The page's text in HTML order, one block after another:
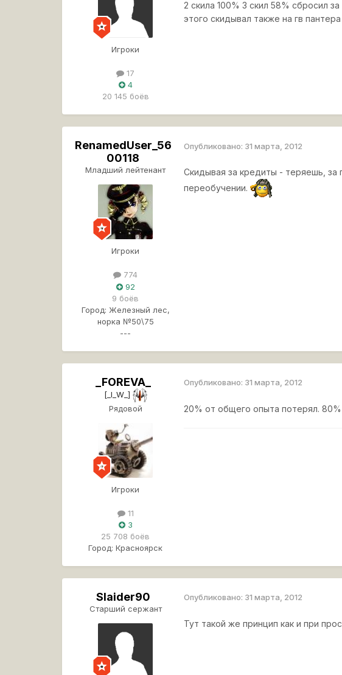
Игроки
17
4
20 145 боёв
2 скила 100% 3 скил 58% сбросил
этого скидывал также на гв
RenamedUser_56
00118
Младший лейтенант
Игроки
774
92
9 боёв
Город: Железный лес,
норка №50\75
---
Опубликовано: 31 марта, 2012
Скидывая за кредиты - теряешь, за
переобучении.
_FOREVA_
[_I_W_]
Рядовой
Игроки
11
3
25 708 боёв
Город: Красноярск
Опубликовано: 31 марта, 2012
20% от общего опыта потерял.
Slaider90
Старший сержант
Опубликовано: 31 марта, 2012
Тут такой же принцип как и при